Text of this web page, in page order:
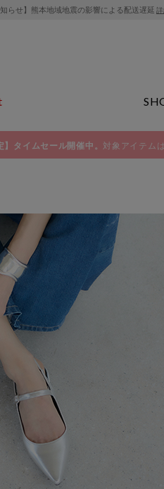
知らせ】熊本地域地震の影響による配送遅延
】タイムセール開催中。 対象アイテムは